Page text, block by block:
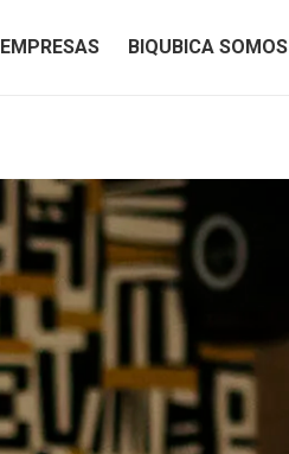
EMPRESAS BIQUBICA SOMOS
EMPRESAS BIQUBICA SOMOS